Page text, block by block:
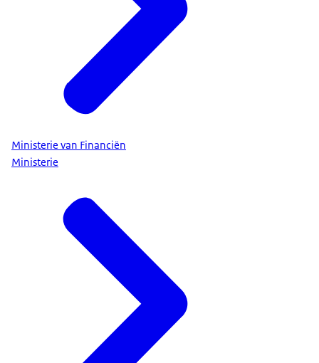
Ministerie van Financiën
Ministerie